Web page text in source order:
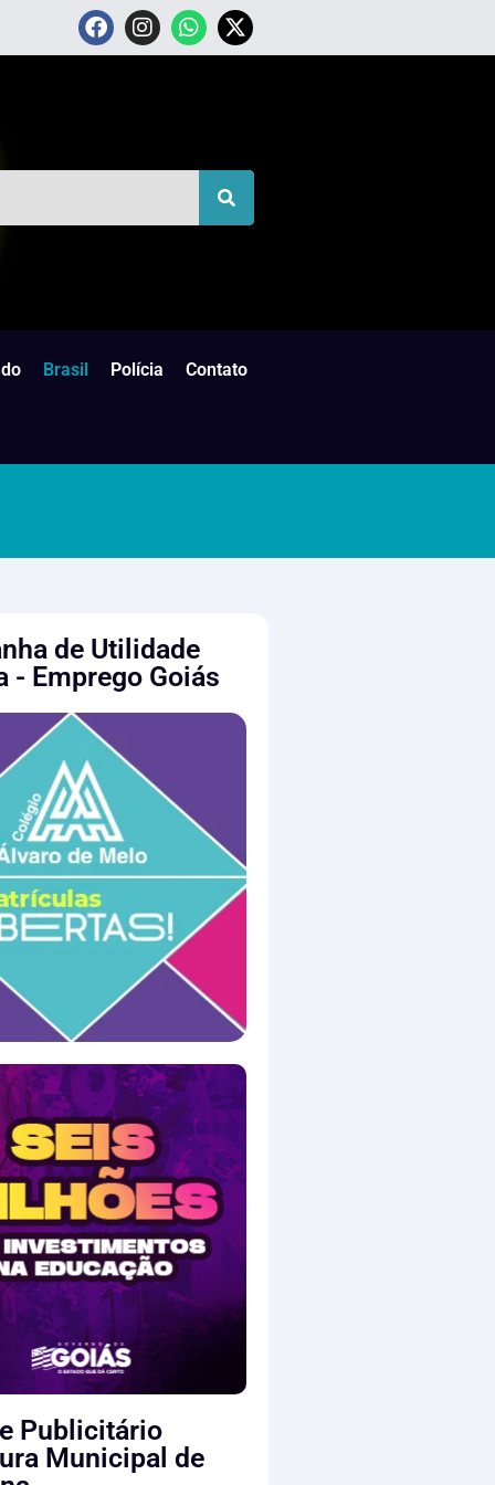
Brasil Polícia Contato
de Utilidade
- Emprego Goiás
Publicitário
Municipal de